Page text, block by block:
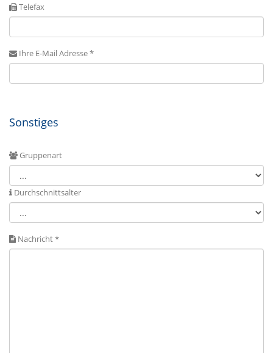
Telefax
Ihre E-Mail Adresse *
Sonstiges
Gruppenart
Durchschnittsalter
Nachricht *